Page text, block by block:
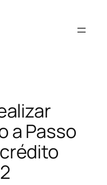
a Passo